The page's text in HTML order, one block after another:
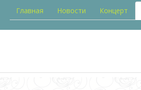
Главная Новости Концерт